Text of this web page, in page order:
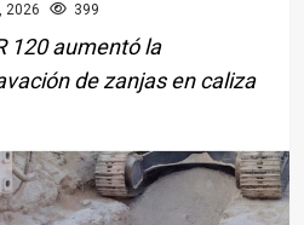
2026 399
120 aumentó la
de zanjas en caliza